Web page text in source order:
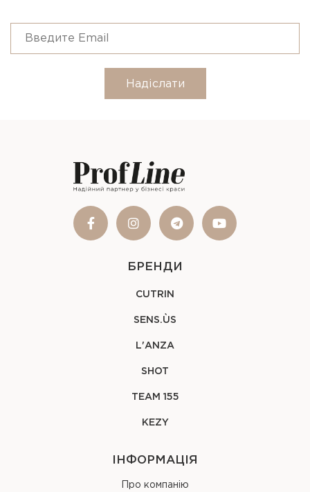
Надіслати
БРЕНДИ
CUTRIN
SENS.ÙS
L'ANZA
SHOT
TEAM 155
KEZY
ІНФОРМАЦІЯ
Про компанію